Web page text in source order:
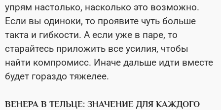
упрям настолько, насколько это возможно.
Если вы одиноки, то проявите чуть больше
такта и гибкости. А если уже в паре, то
старайтесь приложить все усилия, чтобы
найти компромисс. Иначе дальше идти вместе
будет гораздо тяжелее.
ВЕНЕРА В ТЕЛЬЦЕ: ЗНАЧЕНИЕ ДЛЯ КАЖДОГО